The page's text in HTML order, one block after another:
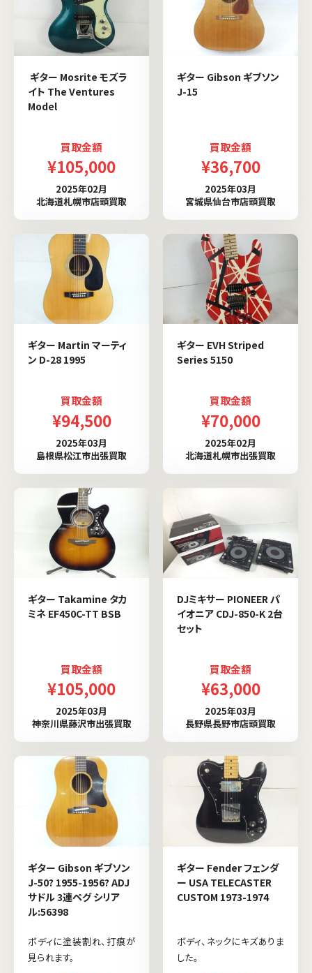
ギター Mosrite モズラ
イト The Ventures
Model
買取金額
¥105,000
2025年02月
北海道札幌市店頭買取
ギター Gibson ギブソン
J-15
買取金額
¥36,700
2025年03月
宮城県仙台市店頭買取
ギター Martin マーティ
ン D-28 1995
買取金額
¥94,500
2025年03月
島根県松江市出張買取
ギター EVH Striped
Series 5150
買取金額
¥70,000
2025年02月
北海道札幌市出張買取
ギター Takamine タカ
ミネ EF450C-TT BSB
買取金額
¥105,000
2025年03月
神奈川県藤沢市出張買取
DJミキサー PIONEER パ
イオニア CDJ-850-K 2台
セット
買取金額
¥63,000
2025年03月
長野県長野市店頭買取
ギター Gibson ギブソン
J-50? 1955-1956? ADJ
サドル 3連ペグ シリア
ル:56398
ボディに塗装割れ、打痕が
見られます。
ギター Fender フェンダ
ー USA TELECASTER
CUSTOM 1973-1974
ボディ、ネックにキズありま
した。